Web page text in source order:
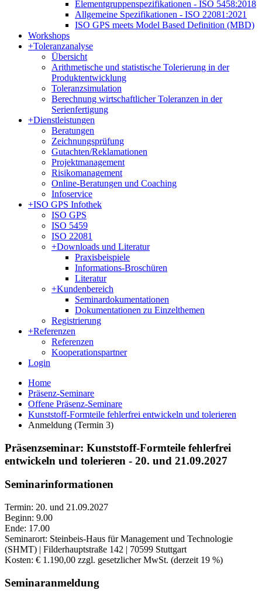
Elementgruppenspezifikationen - ISO 5458:2018
Allgemeine Spezifikationen - ISO 22081:2021
ISO GPS meets Model Based Definition (MBD)
Workshops
+Toleranzanalyse
Übersicht
Arithmetische und statistische Tolerierung in der
Produktentwicklung
Toleranzsimulation
Berechnung wirtschaftlicher Toleranzen in der
Serienfertigung
+Dienstleistungen
Beratungen
Zeichnungsprüfung
Gutachten/Reklamationen
Projektmanagement
Risikomanagement
Online-Beratungen und Coaching
Infoservice
+ISO GPS Infothek
ISO GPS
ISO 5459
ISO 22081
+Downloads und Literatur
Praxisbeispiele
Informations-Broschüren
Literatur
+Kundenbereich
Seminardokumentationen
Dokumentationen zu Einzelthemen
Registrierung
+Referenzen
Referenzen
Kooperationspartner
Login
Home
Präsenz-Seminare
Offene Präsenz-Seminare
Kunststoff-Formteile fehlerfrei entwickeln und tolerieren
Anmeldung (Termin 3)
Präsenzseminar: Kunststoff-Formteile fehlerfrei
entwickeln und tolerieren - 20. und 21.09.2027
Seminarinformationen
Termin: 20. und 21.09.2027
Beginn: 9.00
Ende: 17.00
Seminarort: Steinbeis-Haus für Management und Technologie
(SHMT) | Filderhauptstraße 142 | 70599 Stuttgart
Kosten: € 1.190,00 zzgl. gesetzlicher MwSt. (derzeit 19 %)
Seminaranmeldung